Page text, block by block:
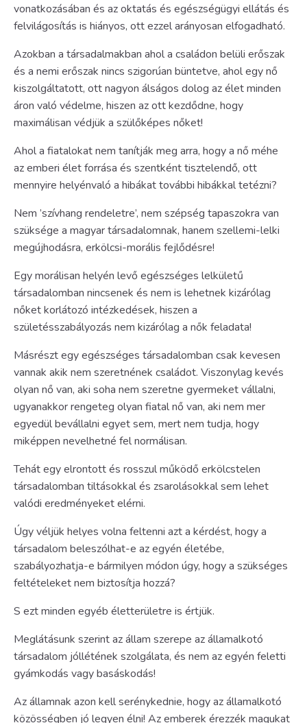
vonatkozásában és az oktatás és egészségügyi ellátás és
felvilágosítás is hiányos, ott ezzel arányosan elfogadható.
Azokban a társadalmakban ahol a családon belüli erőszak
és a nemi erőszak nincs szigorúan büntetve, ahol egy nő
kiszolgáltatott, ott nagyon álságos dolog az élet minden
áron való védelme, hiszen az ott kezdődne, hogy
maximálisan védjük a szülőképes nőket!
Ahol a fiatalokat nem tanítják meg arra, hogy a nő méhe
az emberi élet forrása és szentként tisztelendő, ott
mennyire helyénvaló a hibákat további hibákkal tetézni?
Nem ’szívhang rendeletre’, nem szépség tapaszokra van
szüksége a magyar társadalomnak, hanem szellemi-lelki
megújhodásra, erkölcsi-morális fejlődésre!
Egy morálisan helyén levő egészséges lelkületű
társadalomban nincsenek és nem is lehetnek kizárólag
nőket korlátozó intézkedések, hiszen a
születésszabályozás nem kizárólag a nők feladata!
Másrészt egy egészséges társadalomban csak kevesen
vannak akik nem szeretnének családot. Viszonylag kevés
olyan nő van, aki soha nem szeretne gyermeket vállalni,
ugyanakkor rengeteg olyan fiatal nő van, aki nem mer
egyedül bevállalni egyet sem, mert nem tudja, hogy
miképpen nevelhetné fel normálisan.
Tehát egy elrontott és rosszul működő erkölcstelen
társadalomban tiltásokkal és zsarolásokkal sem lehet
valódi eredményeket elérni.
Úgy véljük helyes volna feltenni azt a kérdést, hogy a
társadalom beleszólhat-e az egyén életébe,
szabályozhatja-e bármilyen módon úgy, hogy a szükséges
feltételeket nem biztosítja hozzá?
S ezt minden egyéb életterületre is értjük.
Meglátásunk szerint az állam szerepe az államalkotó
társadalom jóllétének szolgálata, és nem az egyén feletti
gyámkodás vagy basáskodás!
Az államnak azon kell serénykednie, hogy az államalkotó
közösségben jó legyen élni! Az emberek érezzék magukat